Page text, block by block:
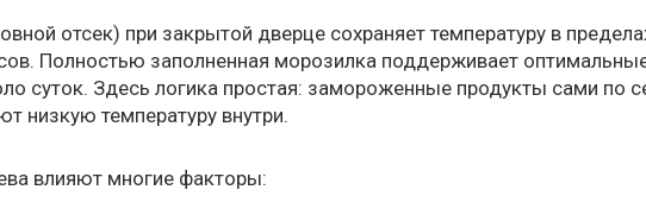
отсек) при закрытой дверце сохраняет температуру в
Полностью заполненная морозилка поддерживает
суток. Здесь логика простая: замороженные продукты сами по
низкую температуру внутри.
влияют многие факторы: